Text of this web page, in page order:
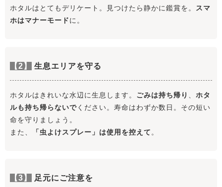
ホタルはとてもデリケート。見つけたら静かに鑑賞を。 スマ
ホはマナーモードに。
【2】 生息エリアを守る
ホタルはきれいな水辺に生息します。 ごみは持ち帰り 、 ホタ
ルも持ち帰らないでください。寿命はわずか数日。その短い
命を守りましょう。
また、
「虫よけスプレー」は使用を控えて。
【3】 足元にご注意を